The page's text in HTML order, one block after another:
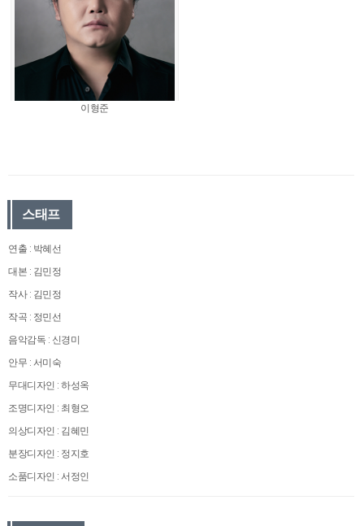
이형준
스태프
연출 : 박혜선
대본 : 김민정
작사 : 김민정
작곡 : 정민선
음악감독 : 신경미
안무 : 서미숙
무대디자인 : 하성옥
조명디자인 : 최형오
의상디자인 : 김혜민
분장디자인 : 정지호
소품디자인 : 서정인